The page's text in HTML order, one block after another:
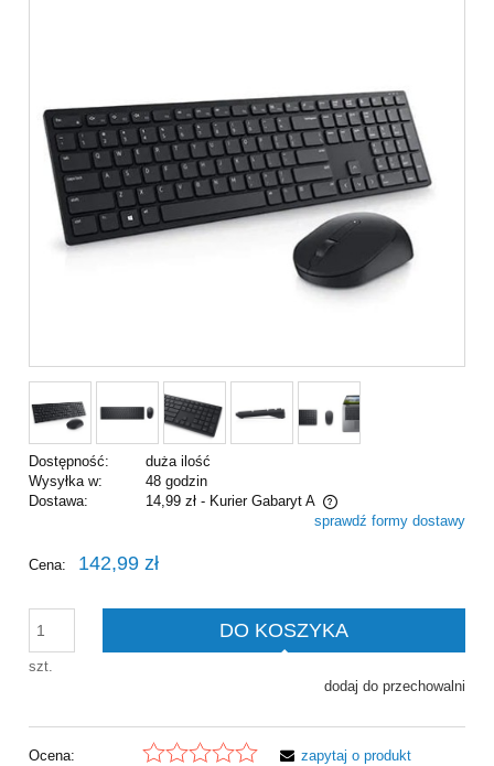
Dostępność:
duża ilość
Wysyłka w:
48 godzin
Dostawa:
14,99 zł - Kurier Gabaryt A
Cena nie zawiera ewentualnych kosztów płatnościsprawdź formy dostawy
Cena: 142,99 zł
szt.
DO KOSZYKA
dodaj do przechowalni
Ocena:
zapytaj o produkt